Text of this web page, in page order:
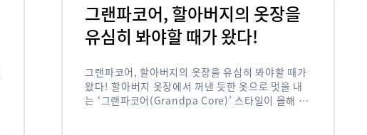
그랜파코어, 할아버지의 옷장을
유심히 봐야할 때가 왔다!
그랜파코어, 할아버지의 옷장을 유심히 봐야할 때가
왔다! 할아버지 옷장에서 꺼낸 듯한 옷으로 멋을 내
는 ‘그랜파코어(Grandpa Core)’ 스타일이 올해 패